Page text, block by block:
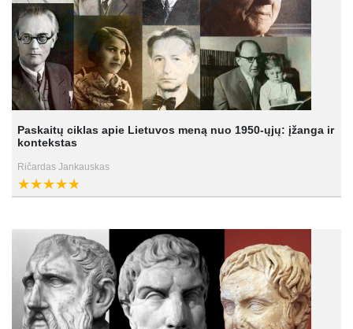
Paskaitų ciklas apie Lietuvos meną nuo 1950-ųjų: įžanga ir
kontekstas
Ričardas Jankauskas